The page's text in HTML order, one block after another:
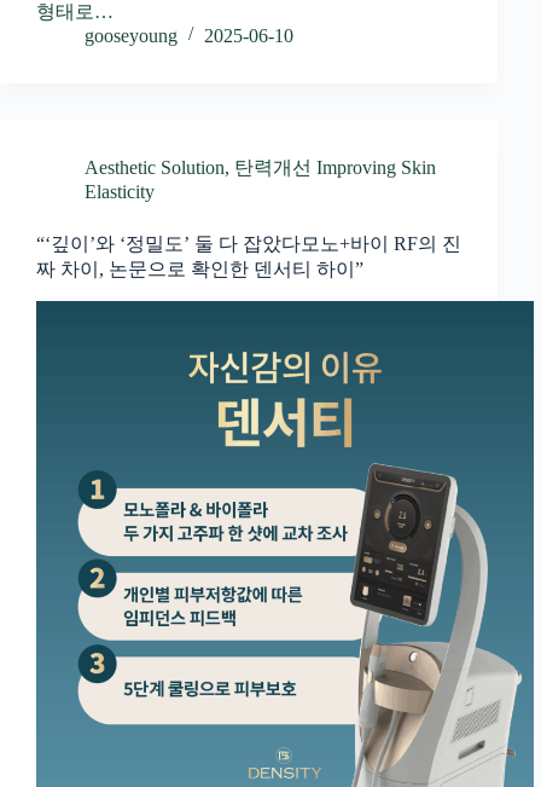
형태로…
gooseyoung
2025-06-10
Aesthetic Solution, 탄력개선 Improving Skin
Elasticity
“‘깊이’와 ‘정밀도’ 둘 다 잡았다모노+바이 RF의 진
짜 차이, 논문으로 확인한 덴서티 하이”